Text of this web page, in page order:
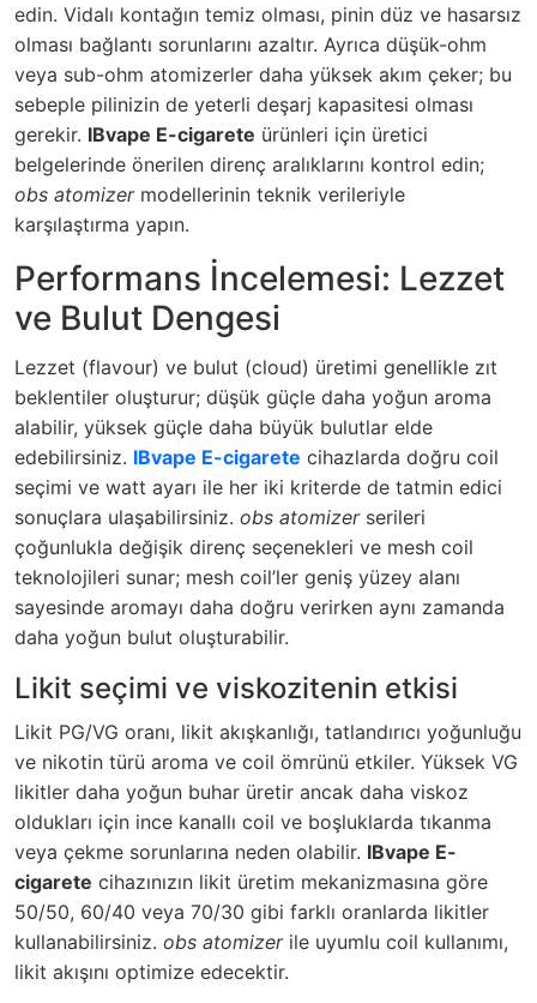
edin. Vidalı kontağın temiz olması, pinin düz ve hasarsız
olması bağlantı sorunlarını azaltır. Ayrıca düşük-ohm
veya sub-ohm atomizerler daha yüksek akım çeker; bu
sebeple pilinizin de yeterli deşarj kapasitesi olması
gerekir. IBvape E-cigarete ürünleri için üretici
belgelerinde önerilen direnç aralıklarını kontrol edin;
obs atomizermodellerinin teknik verileriyle
karşılaştırma yapın.
Performans İncelemesi: Lezzet
ve Bulut Dengesi
Lezzet (flavour) ve bulut (cloud) üretimi genellikle zıt
beklentiler oluşturur; düşük güçle daha yoğun aroma
alabilir, yüksek güçle daha büyük bulutlar elde
edebilirsiniz. IBvape E-cigarete cihazlarda doğru coil
seçimi ve watt ayarı ile her iki kriterde de tatmin edici
sonuçlara ulaşabilirsiniz. obs atomizerserileri
çoğunlukla değişik direnç seçenekleri ve mesh coil
teknolojileri sunar; mesh coil’ler geniş yüzey alanı
sayesinde aromayı daha doğru verirken aynı zamanda
daha yoğun bulut oluşturabilir.
Likit seçimi ve viskozitenin etkisi
Likit PG/VG oranı, likit akışkanlığı, tatlandırıcı yoğunluğu
ve nikotin türü aroma ve coil ömrünü etkiler. Yüksek VG
likitler daha yoğun buhar üretir ancak daha viskoz
oldukları için ince kanallı coil ve boşluklarda tıkanma
veya çekme sorunlarına neden olabilir. IBvape E-
cigarete cihazınızın likit üretim mekanizmasına göre
50/50, 60/40 veya 70/30 gibi farklı oranlarda likitler
kullanabilirsiniz. obs atomizerile uyumlu coil kullanımı,
likit akışını optimize edecektir.